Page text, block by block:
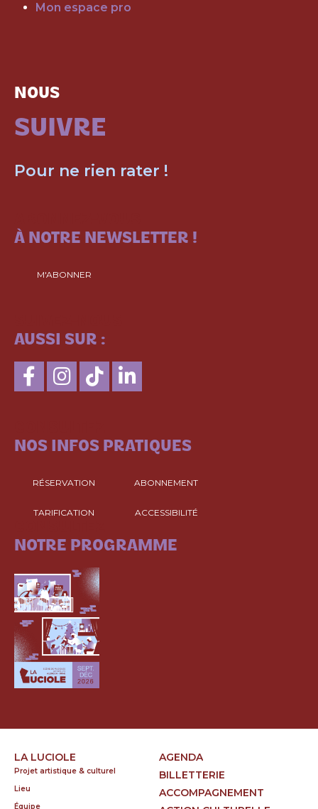
Mon espace pro
NOUS
SUIVRE
Pour ne rien rater !
À NOTRE NEWSLETTER !
M'ABONNER
AUSSI SUR :
NOS INFOS PRATIQUES
RÉSERVATION ABONNEMENT
TARIFICATION ACCESSIBILITÉ
NOTRE PROGRAMME
LA LUCIOLE
Projet artistique & culturel
Lieu
Équipe
AGENDA
BILLETTERIE
ACCOMPAGNEMENT